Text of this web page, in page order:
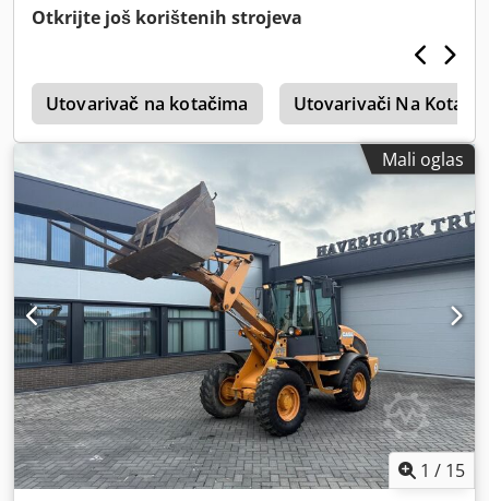
Otkrijte još korištenih strojeva
Utovarivač na kotačima Utovarivači Na
Mali oglas
1 / 15